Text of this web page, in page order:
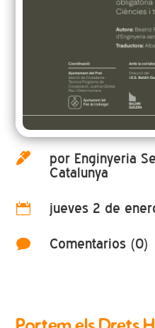

por Enginyeria
Catalunya
 jueves 2 de
 Comentarios (0)